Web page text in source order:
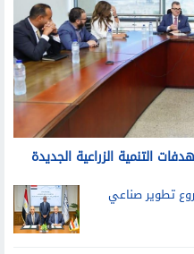
التنمية الزراعية الجديدة
تطوير صناعي